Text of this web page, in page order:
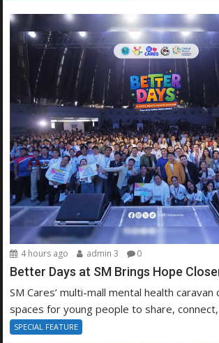
4 hours ago admin 3 0
Better Days at SM Brings Hope
SM Cares’ multi-mall mental health
spaces for young people to share, connect,
SPECIAL FEATURE